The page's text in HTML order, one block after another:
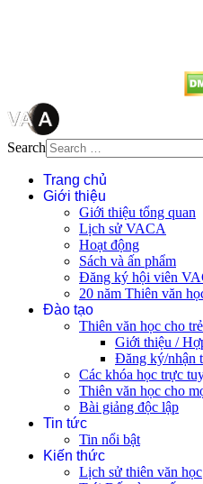
Search
Trang chủ
Giới thiệu
Giới thiệu tổng quan
Lịch sử VACA
Hoạt động
Sách và ấn phẩm
Đăng ký hội viên
20 năm Thiên văn
Đào tạo
Thiên văn học cho
Giới thiệu /
Đăng ký/nhận
Các khóa học trực
Thiên văn học cho
Bài giảng độc lập
Tin tức
Tin nổi bật
Kiến thức
Lịch sử thiên văn học